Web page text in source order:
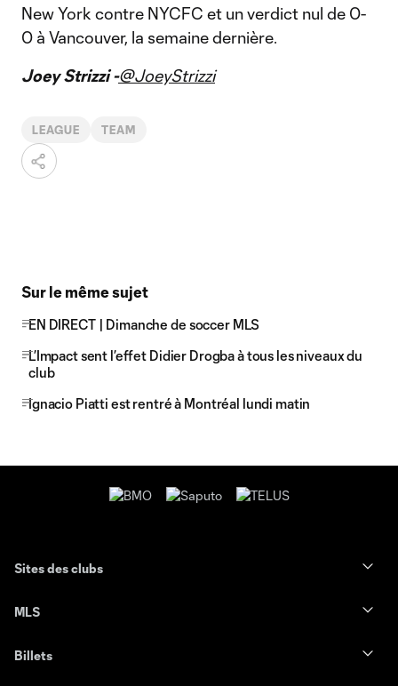
New York contre NYCFC et un verdict nul de 0-
0 à Vancouver, la semaine dernière.
Joey Strizzi -@JoeyStrizzi
LEAGUE TEAM
Sur le même sujet
EN DIRECT | Dimanche de soccer MLS
L’Impact sent l’effet Didier Drogba à tous les niveaux du
club
Ignacio Piatti est rentré à Montréal lundi matin
Sites des clubs
MLS
Billets